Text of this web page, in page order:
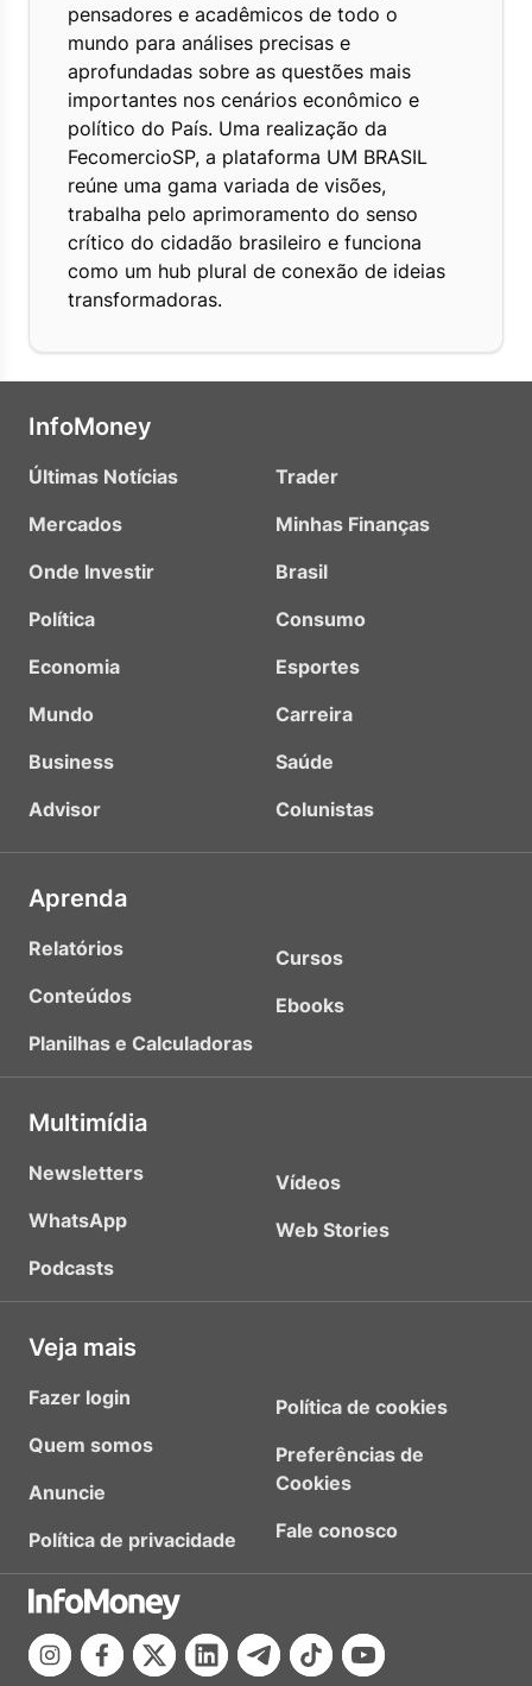
pensadores e acadêmicos de todo o
mundo para análises precisas e
aprofundadas sobre as questões mais
importantes nos cenários econômico e
político do País. Uma realização da
FecomercioSP, a plataforma UM BRASIL
reúne uma gama variada de visões,
trabalha pelo aprimoramento do senso
crítico do cidadão brasileiro e funciona
como um hub plural de conexão de ideias
transformadoras.
InfoMoney
Últimas Notícias
Mercados
Onde Investir
Política
Economia
Mundo
Business
Advisor
Trader
Minhas Finanças
Brasil
Consumo
Esportes
Carreira
Saúde
Colunistas
Aprenda
Relatórios
Conteúdos
Planilhas e Calculadoras
Cursos
Ebooks
Multimídia
Newsletters
WhatsApp
Podcasts
Vídeos
Web Stories
Veja mais
Fazer login
Quem somos
Anuncie
Política de privacidade
Política de cookies
Preferências de
Cookies
Fale conosco